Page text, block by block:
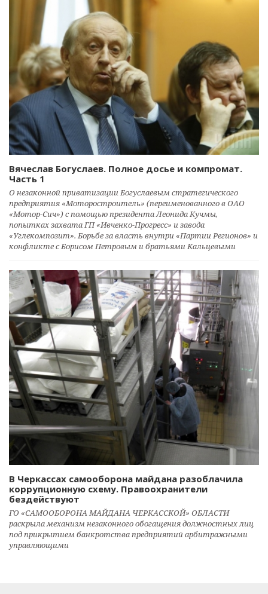
Вячеслав Богуслаев. Полное досье и компромат.
Часть 1
О незаконной приватизации Богуслаевым стратегического
предприятия «Моторостроитель» (переименованного в ОАО
«Мотор-Сич») с помощью президента Леонида Кучмы,
попытках захвата ГП «Ивченко-Прогресс» и завода
«Углекомпозит». Борьбе за власть внутри «Партии Регионов» и
конфликте с Борисом Петровым и братьями Кальцевыми
В Черкассах самооборона майдана разоблачила
коррупционную схему. Правоохранители
бездействуют
ГО «САМООБОРОНА МАЙДАНА ЧЕРКАССКОЙ» ОБЛАСТИ
раскрыла механизм незаконного обогащения должностных лиц
под прикрытием банкротства предприятий арбитражными
управляющими